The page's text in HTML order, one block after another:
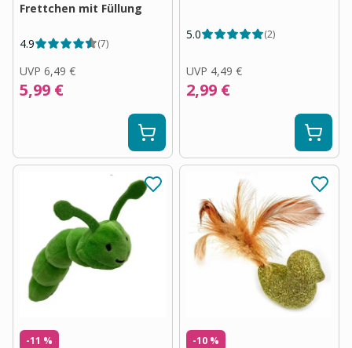
Frettchen mit Füllung
4.9 (7)
UVP 6,49 €
5,99 €
5.0 (2)
UVP 4,49 €
2,99 €
-11 %
-10 %